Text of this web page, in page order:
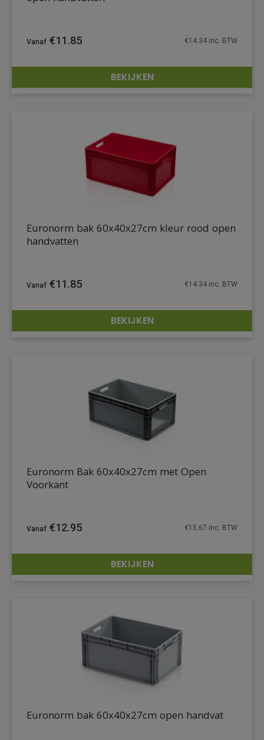
DETAILS
€11.85 €14.34 inc. BTW
BEKIJKEN
DETAILS
Euronorm bak 60x40x27cm kleur rood open
handvatten
€11.85 €14.34 inc. BTW
BEKIJKEN
DETAILS
Euronorm Bak 60x40x27cm met Open
Voorkant
€12.95 €15.67 inc. BTW
BEKIJKEN
Euronorm bak 60x40x27cm open handvat